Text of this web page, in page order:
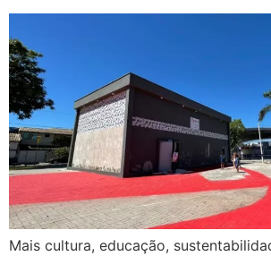
Mais cultura, educação,